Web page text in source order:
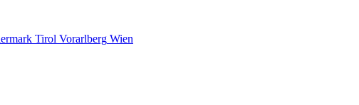
Tirol Vorarlberg Wien